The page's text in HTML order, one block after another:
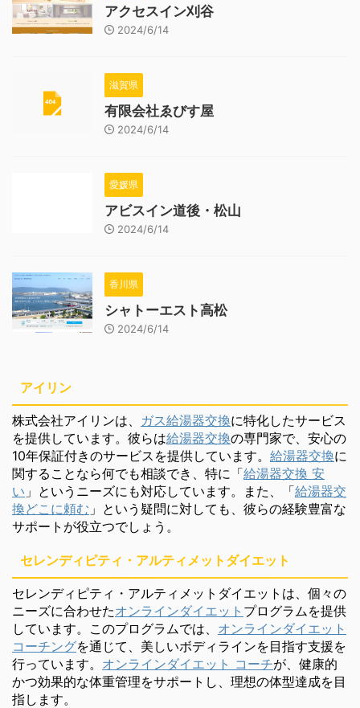
アクセスイン刈谷
2024/6/14
滋賀県
有限会社ゑびす屋
2024/6/14
愛媛県
アビスイン道後・松山
2024/6/14
香川県
シャトーエスト高松
2024/6/14
アイリン
株式会社アイリンは、 ガス給湯器交換に特化したサービス
を提供しています。彼らは給湯器交換の専門家で、安心の
10年保証付きのサービスを提供しています。 給湯器交換に
関することなら何でも相談でき、特に「給湯器交換 安
い 」というニーズにも対応しています。また、「給湯器交
換どこに頼む 」という疑問に対しても、彼らの経験豊富な
サポートが役立つでしょう。
セレンディピティ・アルティメットダイエット
セレンディピティ・アルティメットダイエットは、個々の
ニーズに合わせたオンラインダイエット プログラムを提供
しています。このプログラムでは、 オンラインダイエット
コーチングを通じて、美しいボディラインを目指す支援を
行っています。 オンラインダイエット コーチが、健康的
かつ効果的な体重管理をサポートし、理想の体型達成を目
指します。